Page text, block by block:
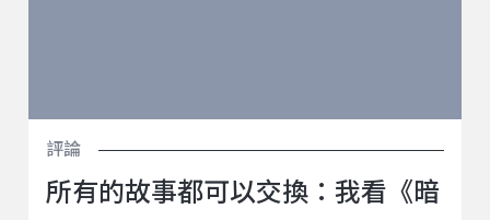
評論
所有的故事都可以交換：我看《暗